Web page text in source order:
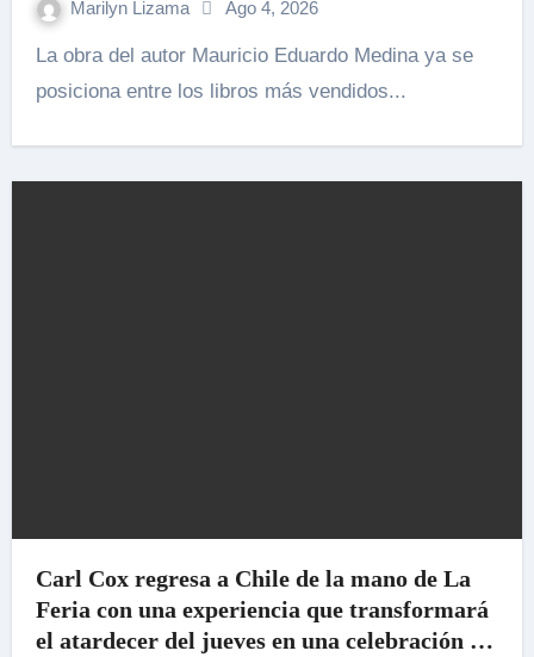
Marilyn Lizama Ago 4, 2026
La obra del autor Mauricio Eduardo Medina ya se
posiciona entre los libros más vendidos...
Carl Cox regresa a Chile de la mano de La
Feria con una experiencia que transformará
el atardecer del jueves en una celebración de